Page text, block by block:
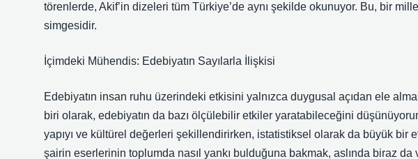
törenlerde, Akif’in dizeleri tüm Türkiye’de aynı şekilde okunuyor. Bu, bir
simgesidir.
İçimdeki Mühendis: Edebiyatın Sayılarla İlişkisi
Edebiyatın insan ruhu üzerindeki etkisini yalnızca duygusal açıdan ele
biri olarak, edebiyatın da bazı ölçülebilir etkiler yaratabileceğini
yapıyı ve kültürel değerleri şekillendirirken, istatistiksel olarak da büyük bir
şairin eserlerinin toplumda nasıl yankı bulduğuna bakmak, aslında biraz